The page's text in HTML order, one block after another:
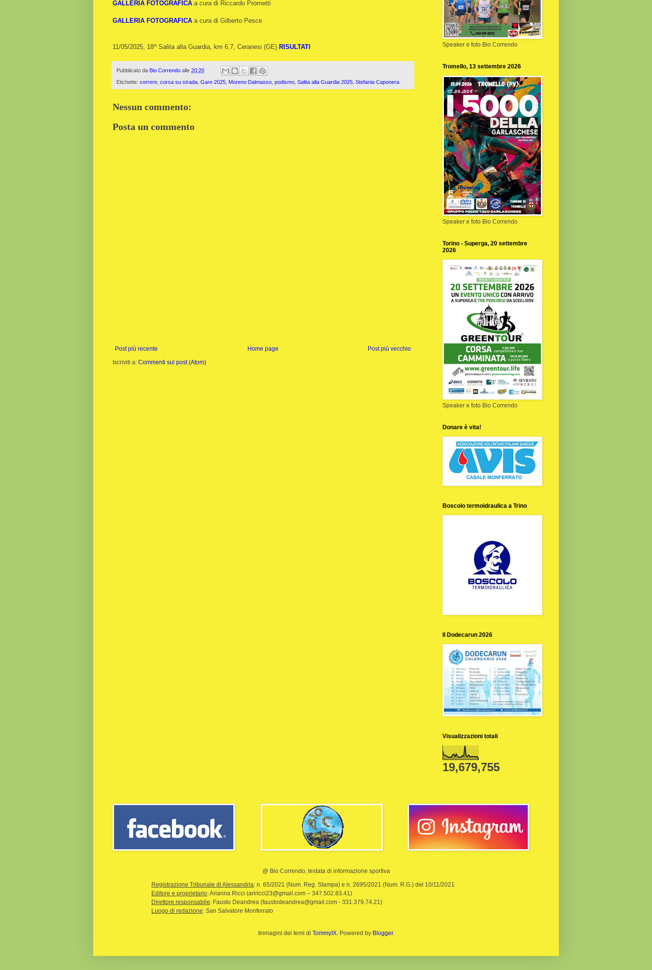
GALLERIA FOTOGRAFICA a cura di Riccardo Prometti
GALLERIA FOTOGRAFICA a cura di Gilberto Pesce
11/05/2025, 18^ Salita alla Guardia, km 6,7, Ceranesi (GE) RISULTATI
Pubblicato da Bio Correndo alle 20:20
Etichette: correre corsa su strada Gare 2025 Moreno Dalmasso podismo Salita alla Guardia 2025 Stefania Caponera
Nessun commento:
Posta un commento
Post più recente Post più vecchio
Home page
Iscriviti a: Commenti sul post (Atom)
Speaker e foto Bio Correndo
Tromello, 13 settembre 2026
Speaker e foto Bio Correndo
Torino - Superga, 20 settembre
2026
Speaker e foto Bio Correndo
Donare è vita!
Boscolo termoidraulica a Trino
Il Dodecarun 2026
Visualizzazioni totali
19,679,755
@ Bio Correndo, testata di informazione sportiva
Registrazione Tribunale di Alessandria: n. 65/2021 (Num. Reg. Stampa) e n. 2695/2021 (Num. R.G.) del 10/11/2021
Editore e proprietario: Arianna Ricci (ariricci23@gmail.com – 347.502.83.41)
Direttore responsabile: Fausto Deandrea (faustodeandrea@gmail.com - 331.379.74.21)
Luogo di redazione: San Salvatore Monferrato
Immagini dei temi di TommyIX. Powered by Blogger.